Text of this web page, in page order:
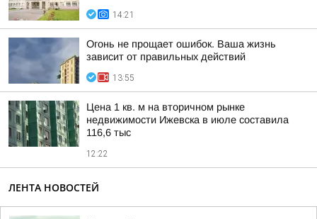
14:21
Огонь не прощает ошибок. Ваша жизнь
зависит от правильных действий
13:55
Цена 1 кв. м на вторичном рынке
недвижимости Ижевска в июле составила
116,6 тыс
12:22
ЛЕНТА НОВОСТЕЙ